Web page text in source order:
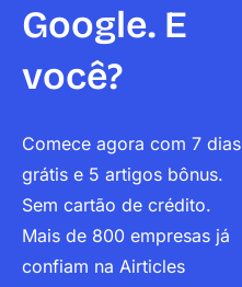
Google. E
você?
Comece agora com 7 dias
grátis e 5 artigos bônus.
Sem cartão de crédito.
Mais de 800 empresas já
confiam na Airticles